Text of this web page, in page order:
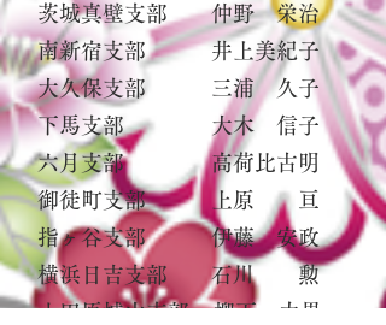
茨城真壁支部 仲野 栄治
南新宿支部 井上美紀子
大久保支部 三浦 久子
下馬支部 大木 信子
六月支部 高荷比古明
御徒町支部 上原 亘
指ヶ谷支部 伊藤 安政
横浜日吉支部 石川 勲
小田原城山支部 柳下 力男